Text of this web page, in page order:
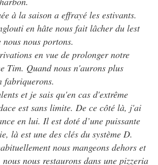
à la saison a effrayé les estivants.
en hâte nous fait lâcher du lest
nous portons.
en vue de prolonger notre
Tim. Quand nous n'aurons plus
fabriquerons.
et je sais qu'en cas d'extrême
est sans limite. De ce côté là, j'ai
en lui. Il est doté d’une puissante
là est une des clés du système D.
nous mangeons dehors et
nous restaurons dans une pizzeria